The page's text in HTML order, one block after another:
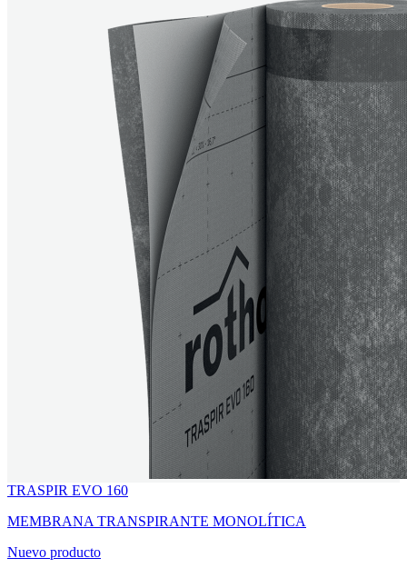
TRASPIR EVO 160
MEMBRANA TRANSPIRANTE MONOLÍTICA
Nuevo producto